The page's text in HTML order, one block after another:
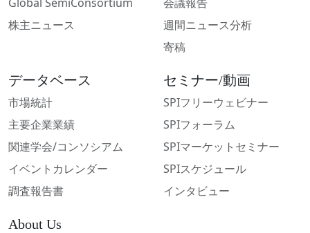
株主ニュース
週間ニュース分析
寄稿
データベース
市場統計
主要企業業績
関連学会/コンソシアム
イベントカレンダー
調査報告書
セミナー/動画
SPIフリーウェビナー
SPIフォーラム
SPIマーケットセミナー
SPIスケジュール
インタビュー
About Us